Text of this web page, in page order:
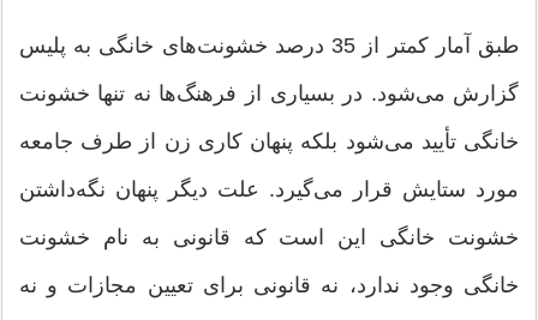
طبق آمار کمتر از 35 درصد خشونت‌های خانگی به پلیس
گزارش می‌شود. در بسیاری از فرهنگ‌ها نه تنها خشونت
خانگی تأیید می‌شود بلکه پنهان کاری زن از طرف جامعه
مورد ستایش قرار می‌گیرد. علت دیگر پنهان نگه‌داشتن
خشونت خانگی این است که قانونی به نام خشونت
خانگی وجود ندارد، نه قانونی برای تعیین مجازات و نه